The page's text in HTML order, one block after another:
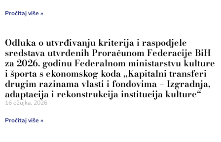
Pročitaj više »
Odluka o utvrđivanju kriterija i raspodjele
sredstava utvrđenih Proračunom Federacije BiH
za 2026. godinu Federalnom ministarstvu kulture
i športa s ekonomskog koda „Kapitalni transferi
drugim razinama vlasti i fondovima – Izgradnja,
adaptacija i rekonstrukcija institucija kulture“
16 ožujka, 2026
Pročitaj više »